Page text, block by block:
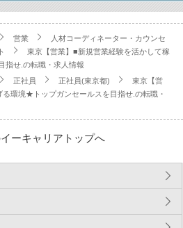
営業
人材コーディネーター・カウンセ
東京【営業】■新規営業経験を活かして稼
指せ.の転職・求人情報
正社員 正社員(東京都)
東京【営
環境★トップガンセールスを目指せ.の転職・
ーキャリアトップへ